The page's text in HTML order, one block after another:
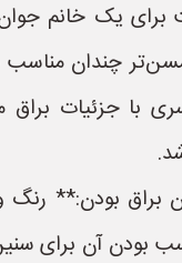
یک خانم
چندان مناسب
با جزئیات براق
بودن:** رنگ
بودن آن برای